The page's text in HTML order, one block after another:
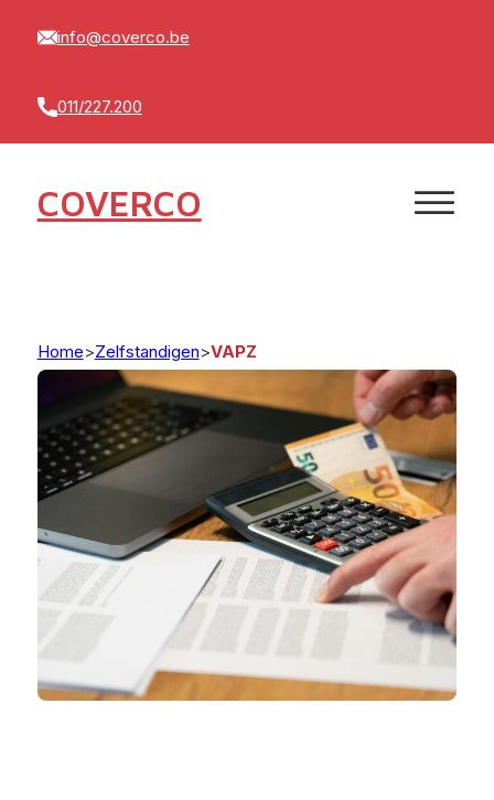
info@coverco.be
011/227.200
COVERCO
Home>Zelfstandigen>VAPZ